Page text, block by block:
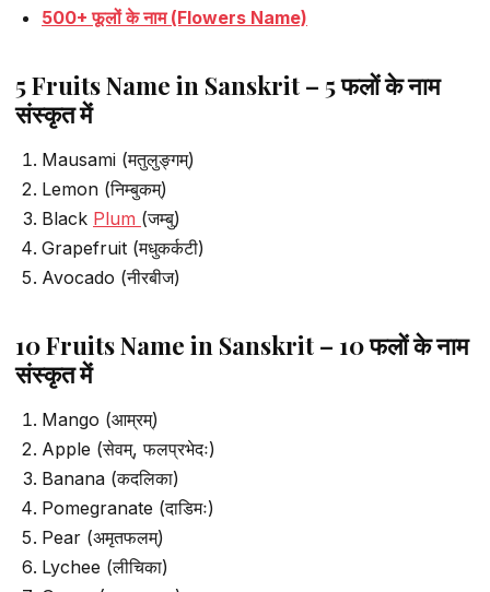
500+ फूलों के नाम (Flowers Name)
5 Fruits Name in Sanskrit – 5 फलों के नाम
संस्कृत में
Mausami (मतुलुङ्गम्)
Lemon (निम्बुकम्)
Black Plum (जम्बु)
Grapefruit (मधुकर्कटी)
Avocado (नीरबीज)
10 Fruits Name in Sanskrit – 10 फलों के नाम
संस्कृत में
Mango (आम्रम्)
Apple (सेवम्, फलप्रभेदः)
Banana (कदलिका)
Pomegranate (दाडिमः)
Pear (अमृतफलम्)
Lychee (लीचिका)